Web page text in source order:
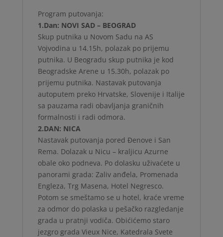
Program putovanja:
1.Dan: NOVI SAD – BEOGRAD
Skup putnika u Novom Sadu na AS
Vojvodina u 14.15h, polazak po prijemu
putnika. U Beogradu skup putnika je kod
Beogradske Arene u 15.30h, polazak po
prijemu putnika. Nastavak putovanja
autoputem preko Hrvatske, Slovenije i Italije
sa pauzama radi obavljanja graničnih
formalnosti i radi odmora.
2.DAN: NICA
Nastavak putovanja pored Đenove i San
Rema. Dolazak u Nicu – kraljicu Azurne
obale oko podneva. Po dolasku uživaćete u
panorami grada: Zaliv anđela, Promenada
Engleza, Trg Masena, Hotel Negresco.
Potom se smeštamo se u hotel, kraće vreme
za odmor do polaska u pešačko razgledanje
grada u pratnji vodiča. Obićićemo staro
jezgro grada Vieux Nice, Katedrala Svete